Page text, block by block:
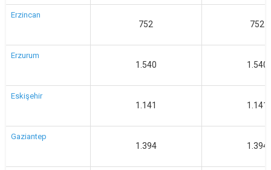
Erzincan
752 752
Erzurum
1.540 1.540
Eskişehir
1.141 1.141
Gaziantep
1.394 1.394